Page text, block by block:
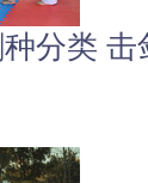
分类